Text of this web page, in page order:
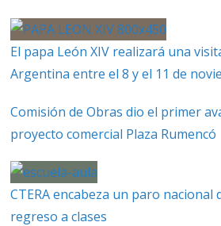
El papa León XIV realizará una
Argentina entre el 8 y el 11 de
Comisión de Obras dio el primer
proyecto comercial Plaza Rumencó
CTERA encabeza un paro nacional
regreso a clases